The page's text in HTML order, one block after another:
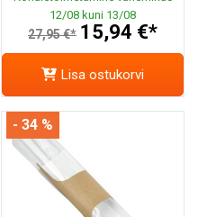
12/08 kuni 13/08
27,95 €* 15,94 €*
Lisa ostukorvi
- 34 %